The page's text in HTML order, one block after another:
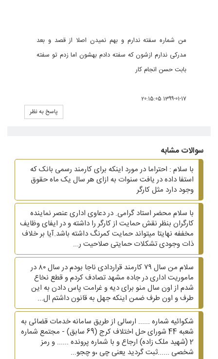
من شماره سفته ندارم و بهم نمیدن اصلا از قصد و بعد
مدرکی ندارم ازشون که سفته دادم بهشون اما زدم تو سفته
بابت حسن انجام کار
1399-01-17 20:15:05
پاسخ به نظر
سوالات مشابه
با سلام : احتراما در مورد اینکه برای کارمند رسمی بانک که
استفا داده در یافت سنوات به ازای هر سال یک ماه حقوق
وجود دارد مثل کارگر
با سلام محضر استاد گرامی. در دعاوی اداری عنصر نماینده
کارگران بنظر نقش حمایت از کارگر را داشته و در ایفای وظایف
مخففه نهایتا میتواند حمایت کمرنگ داشته باشد.آیا بر خلاف
ذات وجودی تشکلات حمایتی صلاحیت ر...
سلام من سال ۷۹ کارمند قراردادی ناجا بودم در سال ۸۰ در
ماموریت اداری در جاده مشهد تصادف کردم و قطع نخاع
شدم از اون سال منو برای دیه و غرامت پاس دادن به این
طرف و اون طرف ضمن اینکه جهل به قانون داشتم ال...
شکوائیه شماره ...... ارسالی از طریق سامانه خدمات قضائی به
شعبه 44 شورای حل اختلاف کرج (69 سابق) - مجتمع شماره
2 (شهید ملک زاده) ارجاع و با شماره پرونده ...... و رمز
شخصی ......ثبت گردید یعنی چی ،و چجو...